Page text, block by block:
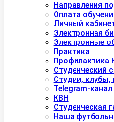
Направления
Оплата
Личный
Электронная
Электронные
Практика
Профилактика
Студенческий
Студии, клубы,
Telegram-
КВН
Студенческая
Наша